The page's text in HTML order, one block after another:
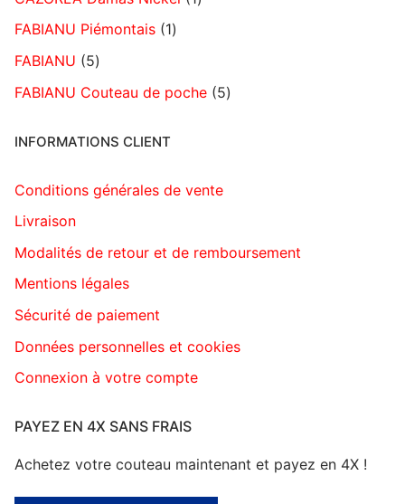
FABIANU Piémontais 1
FABIANU
5
FABIANU Couteau de poche 5
INFORMATIONS CLIENT
Conditions générales de vente
Livraison
Modalités de retour et de remboursement
Mentions légales
Sécurité de paiement
Données personnelles et cookies
Connexion à votre compte
PAYEZ EN 4X SANS FRAIS
Achetez votre couteau maintenant et payez en 4X !